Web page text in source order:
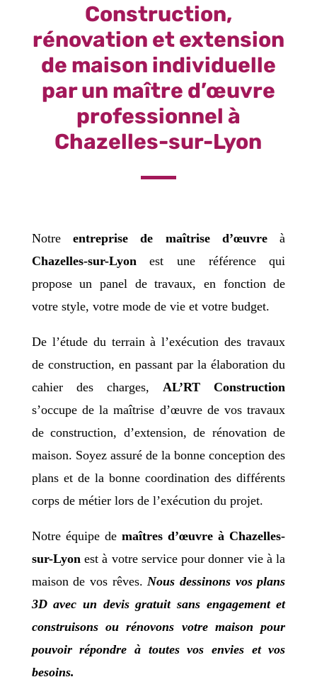
Construction,
rénovation et extension
de maison individuelle
par un maître d’œuvre
professionnel à
Chazelles-sur-Lyon
Notreentreprise de maîtrise d’œuvreà
Chazelles-sur-Lyon est une référence qui
propose un panel de travaux, en fonction de
votre style, votre mode de vie et votre budget.
De l’étude du terrain à l’exécution des travaux
de construction, en passant par la élaboration du
cahier des charges, AL’RT Construction
s’occupe de la maîtrise d’œuvre de vos travaux
de construction, d’extension, de rénovation de
maison. Soyez assuré de la bonne conception des
plans et de la bonne coordination des différents
corps de métier lors de l’exécution du projet.
Notre équipe de maîtres d’œuvre à Chazelles-
sur-Lyon est à votre service pour donner vie à la
maison de vos rêves. Nous dessinons vos plans
3D avec un devis gratuit sans engagement et
construisons ou rénovons votre maison pour
pouvoir répondre à toutes vos envies et vos
besoins.